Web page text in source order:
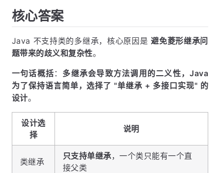
核心答案
Java 不支持类的多继承，核心原因是避免菱形继承问
题带来的歧义和复杂性。
一句话概括 ： 多继承会导致方法调用的二义性，Java
为了保持语言简单，选择了 "单继承 + 多接口实现" 的
设计。
设计选
择
说明
类继承
只支持单继承，一个类只能有一个直
接父类